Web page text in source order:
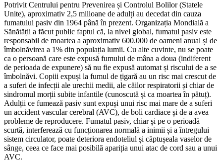
Potrivit Centrului pentru Prevenirea și Controlul Bolilor (Statele
Unite), aproximativ 2,5 milioane de adulți au decedat din cauza
fumatului pasiv din 1964 până în prezent. Organizația Mondială a
Sănătății a făcut public faptul că, la nivel global, fumatul pasiv este
responsabil de moartea a aproximativ 600.000 de oameni anual și de
îmbolnăvirea a 1% din populația lumii. Cu alte cuvinte, nu se poate
ca o persoană care este expusă fumului de mâna a doua (indiferent
de perioada de expunere) să nu fie expusă automat și riscului de a se
îmbolnăvi. Copiii expuși la fumul de țigară au un risc mai crescut de
a suferi de infecții ale urechii medii, ale căilor respiratorii și chiar de
sindromul morții subite infantile (cunoscută și ca moartea în pătuț).
Adulții ce fumează pasiv sunt expuși unui risc mai mare de a suferi
un accident vascular cerebral (AVC), de boli cardiace și de a avea
probleme de reproducere. Fumatul pasiv, chiar și pe o perioadă
scurtă, interferează cu funcționarea normală a inimii și a întregului
sistem circulator, poate deteriora endoteliul și căptușeala vaselor de
sânge, ceea ce face mai posibilă apariția unui atac de cord sau a unui
AVC.